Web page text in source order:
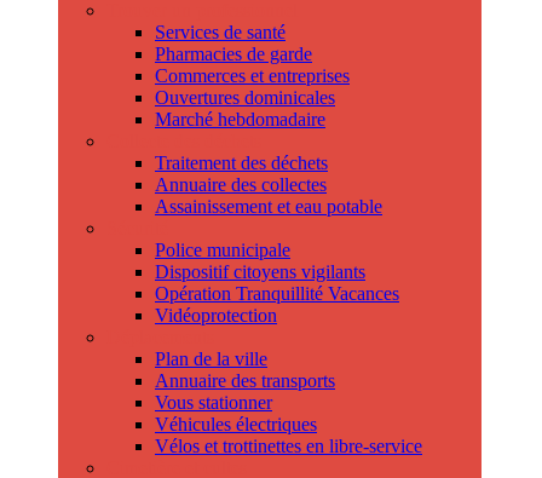
Services de santé
Pharmacies de garde
Commerces et entreprises
Ouvertures dominicales
Marché hebdomadaire
Traitement des déchets
Annuaire des collectes
Assainissement et eau potable
Police municipale
Dispositif citoyens vigilants
Opération Tranquillité Vacances
Vidéoprotection
Plan de la ville
Annuaire des transports
Vous stationner
Véhicules électriques
Vélos et trottinettes en libre-service